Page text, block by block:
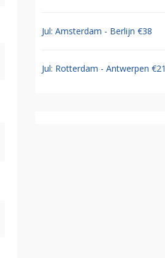
Jul: Amsterdam - Berlijn €38
Jul: Rotterdam - Antwerpen €21